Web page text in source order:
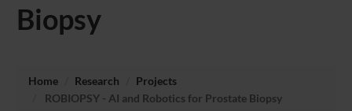
Biopsy
Home Research
Projects
ROBIOPSY - AI and Robotics for Prostate Biopsy